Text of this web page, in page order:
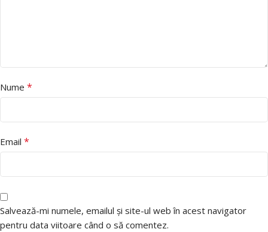
Nume *
Email *
Salvează-mi numele, emailul și site-ul web în acest navigator
pentru data viitoare când o să comentez.